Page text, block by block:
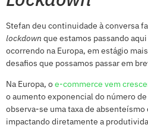
Stefan deu continuidade à conversa
lockdown que estamos passando
ocorrendo na Europa, em estágio
desafios que possamos passar em
Na Europa, oe-commerce vem
o aumento exponencial do número
observa-se uma taxa de
impactando diretamente a